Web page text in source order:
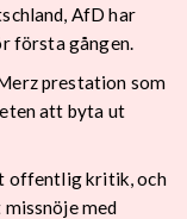
AfD har
första gången.
prestation som
att byta ut
offentlig kritik, och
med